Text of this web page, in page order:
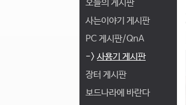
오늘의 게시판
사는이야기 게시판
PC 게시판/QnA
-> 사용기 게시판
장터 게시판
보드나라에 바란다